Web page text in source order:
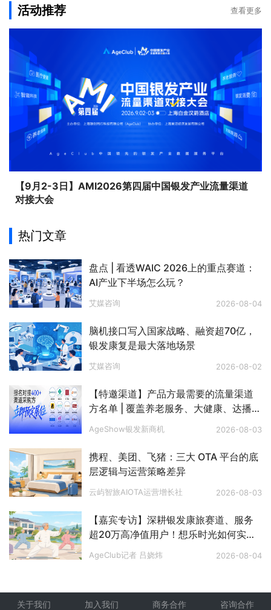
活动推荐 查看更多
【9月2-3日】AMI2026第四届中国银发产业流量渠道
对接大会
热门文章
盘点 | 看透WAIC 2026上的重点赛道：
AI产业下半场怎么玩？
艾媒咨询 2026-08-04
脑机接口写入国家战略、融资超70亿，
银发康复是最大落地场景
艾媒咨询 2026-08-02
【特邀渠道】产品方最需要的流量渠道
方名单 | 覆盖养老服务、大健康、达播、
私域、电视购物、文娱旅游、银发零
售、银发出海等八大赛道
AgeShow银发新商机 2026-08-03
携程、美团、飞猪：三大 OTA 平台的底
层逻辑与运营策略差异
云屿智旅AIOTA运营增长社 2026-08-03
【嘉宾专访】深耕银发康旅赛道、服务
超20万高净值用户！想乐时光如何实现
长效稳定客流？
AgeClub记者 吕娆炜 2026-08-04
关于我们 加入我们 商务合作 咨询合作